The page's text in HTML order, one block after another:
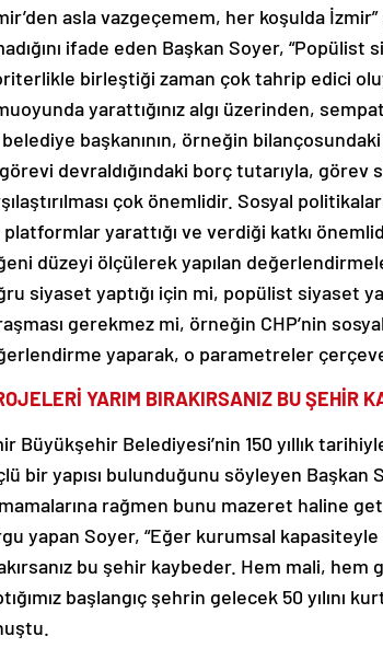
asla vazgeçemem, her koşulda
ifade eden Başkan Soyer,
birleştiği zaman çok tahrip edici
yarattığınız algı üzerinden,
başkanının, örneğin
devraldığındaki borç tutarıyla, görev
çok önemlidir. Sosyal
yarattığı ve verdiği katkı
düzeyi ölçülerek yapılan
siyaset yaptığı için mi, popülist siyaset
gerekmez mi, örneğin CHP’nin
yaparak, o parametreler
YARIM BIRAKIRSANIZ BU ŞEHİR
Büyükşehir Belediyesi’nin 150 yıllık
bir yapısı bulunduğunu söyleyen
rağmen bunu mazeret haline
yapan Soyer, “Eğer kurumsal kapasiteyle
bu şehir kaybeder. Hem mali,
başlangıç şehrin gelecek 50 yılını